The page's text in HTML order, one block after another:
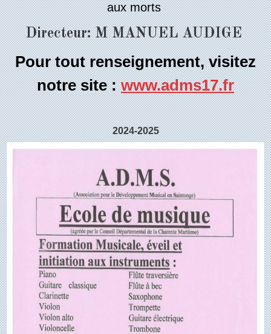
aux morts
Directeur: M MANUEL AUDIGE
Pour tout renseignement, visitez
notre site : www.adms17.fr
2024-2025